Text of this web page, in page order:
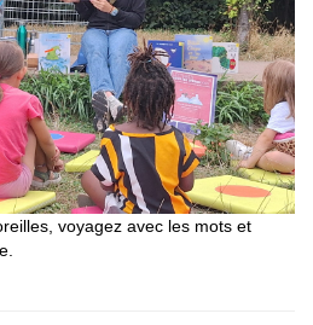
voyagez avec les mots et